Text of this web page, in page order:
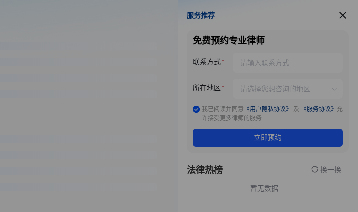
服务推荐
服务推荐
免费预约专业律师
联系方式
所在地区
我已阅读并同意 《用户隐私协议》 及 《服务协议》 允
许接受更多律师的服务
立即预约
法律热榜 换一换
暂无数据